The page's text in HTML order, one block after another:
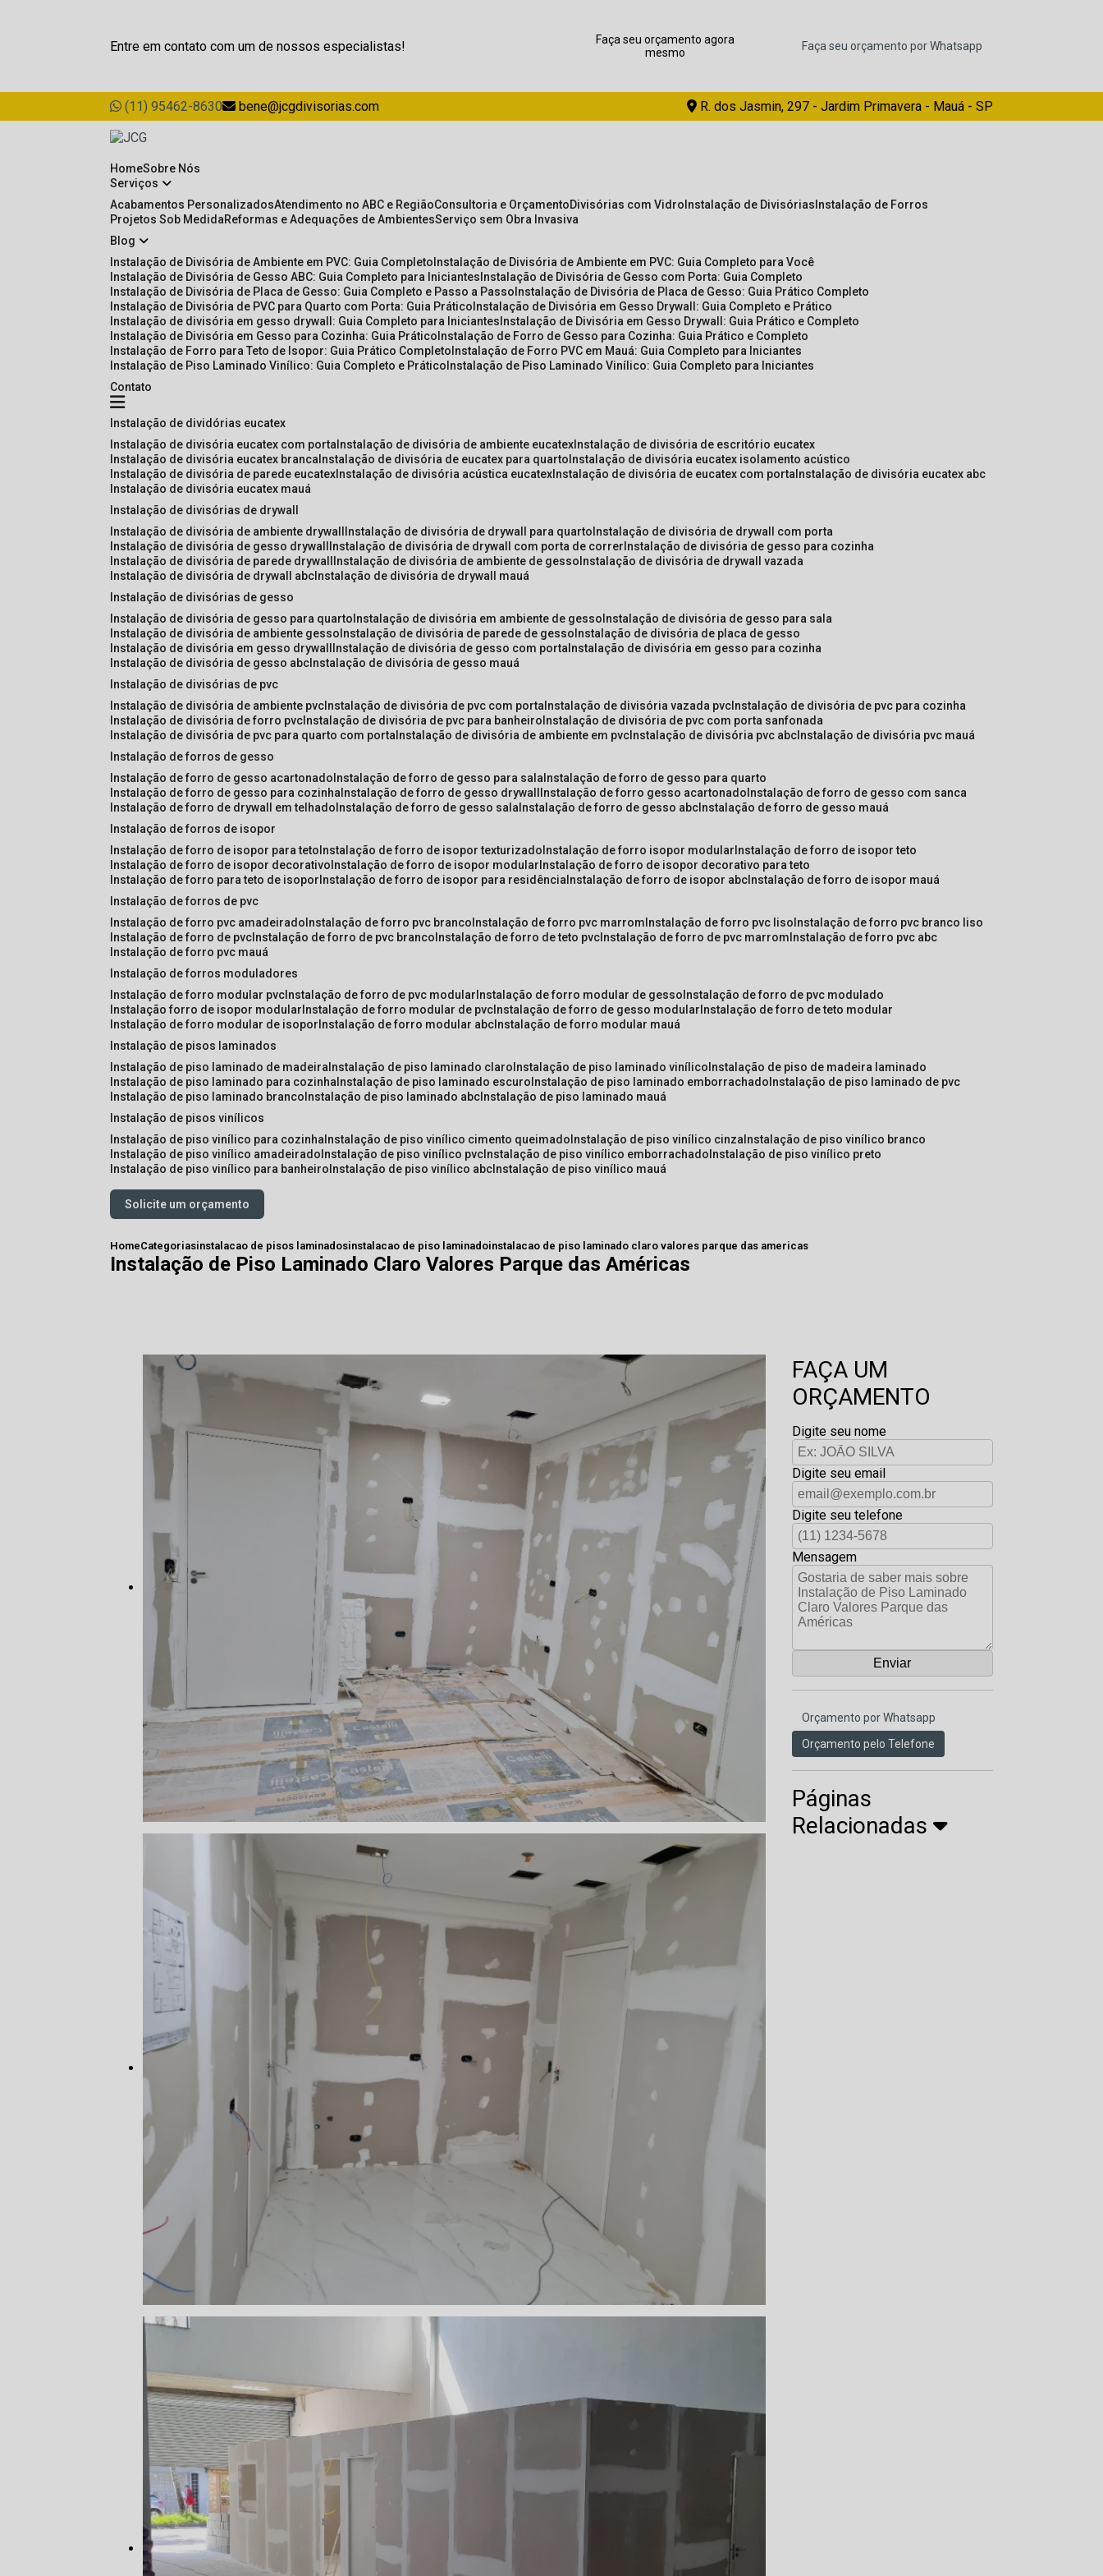
Entre em contato com um de nossos especialistas!
Faça seu orçamento agora
mesmo
Faça seu orçamento por Whatsapp
(11) 95462-8630 bene@jcgdivisorias.com R. dos Jasmin, 297 - Jardim Primavera - Mauá - SP
Home Sobre Nós
Serviços
Acabamentos Personalizados Atendimento no ABC e Região Consultoria e Orçamento Divisórias com Vidro Instalação de Divisórias Instalação de Forros
Projetos Sob Medida
Reformas e Adequações de Ambientes Serviço sem Obra Invasiva
Blog
Instalação de Divisória de Ambiente em PVC: Guia Completo Instalação de Divisória de Ambiente em PVC: Guia Completo para Você
Instalação de Divisória de Gesso ABC: Guia Completo para Iniciantes Instalação de Divisória de Gesso com Porta: Guia Completo
Instalação de Divisória de Placa de Gesso: Guia Completo e Passo a Passo Instalação de Divisória de Placa de Gesso: Guia Prático Completo
Instalação de Divisória de PVC para Quarto com Porta: Guia Prático Instalação de Divisória em Gesso Drywall: Guia Completo e Prático
Instalação de divisória em gesso drywall: Guia Completo para Iniciantes Instalação de Divisória em Gesso Drywall: Guia Prático e Completo
Instalação de Divisória em Gesso para Cozinha: Guia Prático Instalação de Forro de Gesso para Cozinha: Guia Prático e Completo
Instalação de Forro para Teto de Isopor: Guia Prático Completo Instalação de Forro PVC em Mauá: Guia Completo para Iniciantes
Instalação de Piso Laminado Vinílico: Guia Completo e Prático Instalação de Piso Laminado Vinílico: Guia Completo para Iniciantes
Contato
instalação de dividórias eucatex
instalação de divisória eucatex com porta instalação de divisória de ambiente eucatex instalação de divisória de escritório eucatex
instalação de divisória eucatex branca instalação de divisória de eucatex para quarto instalação de divisória eucatex isolamento acústico
instalação de divisória de parede eucatex instalação de divisória acústica eucatex instalação de divisória de eucatex com porta instalação de divisória eucatex abc
instalação de divisória eucatex mauá
instalação de divisórias de drywall
instalação de divisória de ambiente drywall
instalação de divisória de drywall para quarto instalação de divisória de drywall com porta
instalação de divisória de gesso drywall
instalação de divisória de drywall com porta de correr instalação de divisória de gesso para cozinha
instalação de divisória de parede drywall
instalação de divisória de ambiente de gesso instalação de divisória de drywall vazada
instalação de divisória de drywall abc instalação de divisória de drywall mauá
instalação de divisórias de gesso
instalação de divisória de gesso para quarto instalação de divisória em ambiente de gesso instalação de divisória de gesso para sala
instalação de divisória de ambiente gesso instalação de divisória de parede de gesso instalação de divisória de placa de gesso
instalação de divisória em gesso drywall
instalação de divisória de gesso com porta instalação de divisória em gesso para cozinha
instalação de divisória de gesso abc instalação de divisória de gesso mauá
instalação de divisórias de pvc
instalação de divisória de ambiente pvc instalação de divisória de pvc com porta instalação de divisória vazada pvc instalação de divisória de pvc para cozinha
instalação de divisória de forro pvc instalação de divisória de pvc para banheiro instalação de divisória de pvc com porta sanfonada
instalação de divisória de pvc para quarto com porta instalação de divisória de ambiente em pvc instalação de divisória pvc abc instalação de divisória pvc mauá
instalação de forros de gesso
instalação de forro de gesso acartonado instalação de forro de gesso para sala instalação de forro de gesso para quarto
instalação de forro de gesso para cozinha instalação de forro de gesso drywall instalação de forro gesso acartonado instalação de forro de gesso com sanca
instalação de forro de drywall em telhado instalação de forro de gesso sala instalação de forro de gesso abc instalação de forro de gesso mauá
instalação de forros de isopor
instalação de forro de isopor para teto instalação de forro de isopor texturizado instalação de forro isopor modular instalação de forro de isopor teto
instalação de forro de isopor decorativo instalação de forro de isopor modular instalação de forro de isopor decorativo para teto
instalação de forro para teto de isopor instalação de forro de isopor para residência instalação de forro de isopor abc instalação de forro de isopor mauá
instalação de forros de pvc
instalação de forro pvc amadeirado instalação de forro pvc branco instalação de forro pvc marrom instalação de forro pvc liso instalação de forro pvc branco liso
instalação de forro de pvc instalação de forro de pvc branco instalação de forro de teto pvc instalação de forro de pvc marrom instalação de forro pvc abc
instalação de forro pvc mauá
instalação de forros moduladores
instalação de forro modular pvc instalação de forro de pvc modular instalação de forro modular de gesso instalação de forro de pvc modulado
instalação forro de isopor modular instalação de forro modular de pvc instalação de forro de gesso modular instalação de forro de teto modular
instalação de forro modular de isopor instalação de forro modular abc instalação de forro modular mauá
instalação de pisos laminados
instalação de piso laminado de madeira instalação de piso laminado claro instalação de piso laminado vinílico instalação de piso de madeira laminado
instalação de piso laminado para cozinha instalação de piso laminado escuro instalação de piso laminado emborrachado instalação de piso laminado de pvc
instalação de piso laminado branco instalação de piso laminado abc instalação de piso laminado mauá
instalação de pisos vinílicos
instalação de piso vinílico para cozinha instalação de piso vinílico cimento queimado instalação de piso vinílico cinza instalação de piso vinílico branco
instalação de piso vinílico amadeirado instalação de piso vinílico pvc instalação de piso vinílico emborrachado instalação de piso vinílico preto
instalação de piso vinílico para banheiro instalação de piso vinílico abc instalação de piso vinílico mauá
Solicite um orçamento
HomeCategoriasinstalacao de pisos laminadosinstalacao de piso laminadoinstalacao de piso laminado claro valores parque das americas
Instalação de Piso Laminado Claro Valores Parque das Américas
FAÇA UM
ORÇAMENTO
Digite seu nome
Digite seu email
Digite seu telefone
Mensagem
Orçamento por Whatsapp
Orçamento pelo Telefone
Páginas
Relacionadas